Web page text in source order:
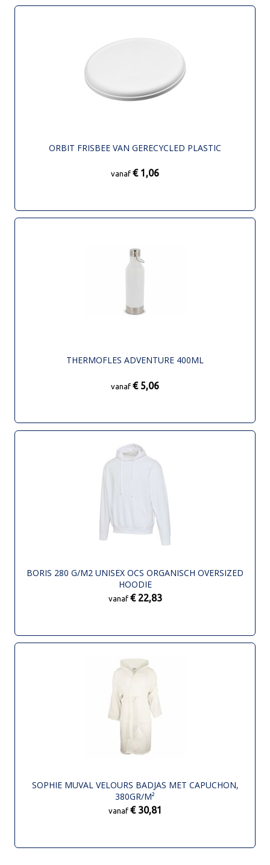
ORBIT FRISBEE VAN GERECYCLED PLASTIC
vanaf € 1,06
THERMOFLES ADVENTURE 400ML
vanaf € 5,06
BORIS 280 G/M2 UNISEX OCS ORGANISCH OVERSIZED
HOODIE
vanaf € 22,83
SOPHIE MUVAL VELOURS BADJAS MET CAPUCHON,
380GR/M²
vanaf € 30,81